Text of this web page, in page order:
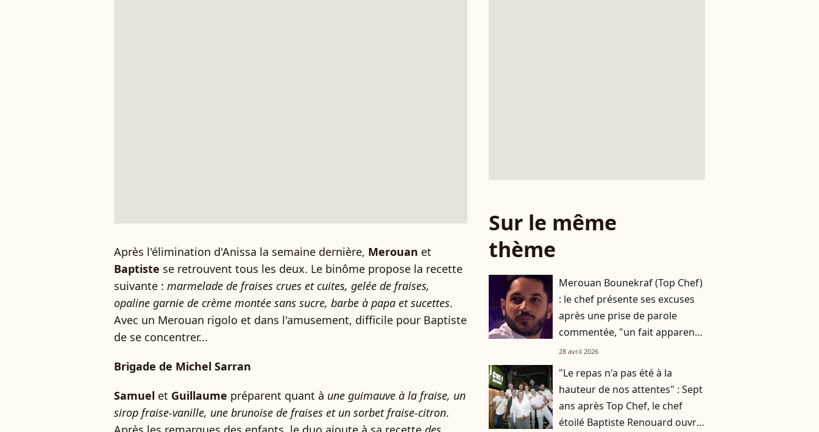
Après l'élimination d'Anissa la semaine dernière, Merouan et
Baptiste se retrouvent tous les deux. Le binôme propose la recette
suivante : marmelade de fraises crues et cuites, gelée de fraises,
opaline garnie de crème montée sans sucre, barbe à papa et sucettes.
Avec un Merouan rigolo et dans l'amusement, difficile pour Baptiste
de se concentrer...
Brigade de Michel Sarran
Samuel et Guillaume préparent quant à une guimauve à la fraise, un
sirop fraise-vanille, une brunoise de fraises et un sorbet fraise-citron.
Sur le même
thème
Merouan Bounekraf (Top Chef)
: le chef présente ses excuses
après une prise de parole
commentée, "un fait apparent
de manque de considération"
28 avril 2026
"Le repas n'a pas été à la
hauteur de nos attentes" : Sept
ans après Top Chef, le chef
étoilé Baptiste Renouard ouvre